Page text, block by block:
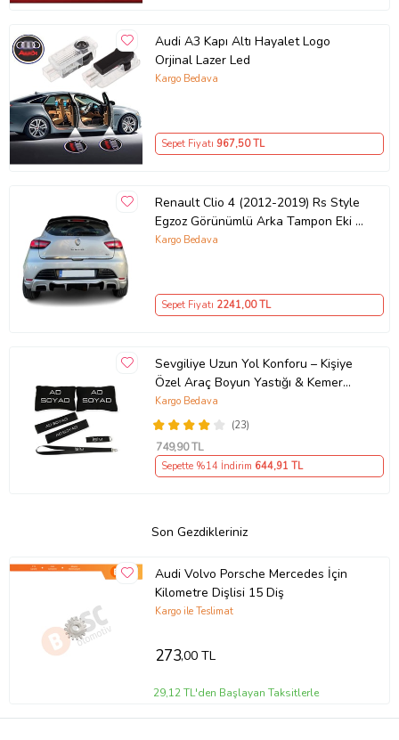
Audi A3 Kapı Altı Hayalet Logo
Orjinal Lazer Led
Kargo Bedava
Sepet Fiyatı 967,50 TL
Renault Clio 4 (2012-2019) Rs Style
Egzoz Görünümlü Arka Tampon Eki -
Difüzör (Plastik)
Kargo Bedava
Sepet Fiyatı 2241,00 TL
Sevgiliye Uzun Yol Konforu – Kişiye
Özel Araç Boyun Yastığı & Kemer
Pedi Hediye Seti
(23)
Kargo Bedava
749,90 TL
Sepette %14 İndirim 644,91 TL
Son Gezdikleriniz
Audi Volvo Porsche Mercedes İçin
Kilometre Dişlisi 15 Diş
Kargo ile Teslimat
273,00 TL
29,12 TL'den Başlayan Taksitlerle